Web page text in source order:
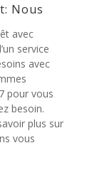
Nous
avec
service
avec
pour vous
besoin.
plus sur
vous